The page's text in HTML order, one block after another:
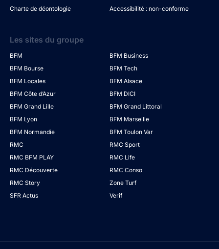
Charte de déontologie
Accessibilité : non-conforme
Les sites du groupe
BFM
BFM Business
BFM Bourse
BFM Tech
BFM Locales
BFM Alsace
BFM Côte d’Azur
BFM DICI
BFM Grand Lille
BFM Grand Littoral
BFM Lyon
BFM Marseille
BFM Normandie
BFM Toulon Var
RMC
RMC Sport
RMC BFM PLAY
RMC Life
RMC Découverte
RMC Conso
RMC Story
Zone Turf
SFR Actus
Verif